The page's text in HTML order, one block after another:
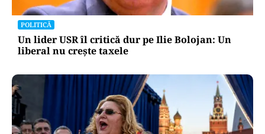
POLITICĂ
Un lider USR îl critică dur pe Ilie Bolojan: Un
liberal nu crește taxele